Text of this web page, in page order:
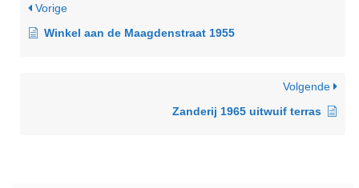
Vorige
Winkel aan de Maagdenstraat 1955
Volgende
Zanderij 1965 uitwuif terras